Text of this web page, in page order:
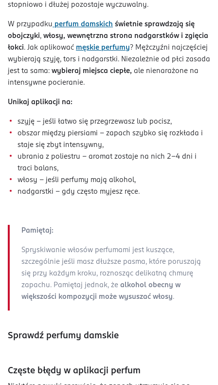
stopniowo i dłużej pozostaje wyczuwalny.
W przypadku perfum damskich świetnie sprawdzają się
obojczyki, włosy, wewnętrzna strona nadgarstków i zgięcia
łokci. Jak aplikować męskie perfumy? Mężczyźni najczęściej
wybierają szyję, tors i nadgarstki. Niezależnie od płci zasada
jest ta sama: wybieraj miejsca ciepłe, ale nienarażone na
intensywne pocieranie.
Unikaj aplikacji na:
szyję - jeśli łatwo się przegrzewasz lub pocisz,
obszar między piersiami - zapach szybko się rozkłada i
staje się zbyt intensywny,
ubrania z poliestru - aromat zostaje na nich 2-4 dni i
traci balans,
włosy - jeśli perfumy mają alkohol,
nadgarstki - gdy często myjesz ręce.
Pamiętaj:
Spryskiwanie włosów perfumami jest kuszące,
szczególnie jeśli masz dłuższe pasma, które poruszają
się przy każdym kroku, roznosząc delikatną chmurę
zapachu. Pamiętaj jednak, że alkohol obecny w
większości kompozycji może wysuszać włosy.
Sprawdź perfumy damskie
Częste błędy w aplikacji perfum